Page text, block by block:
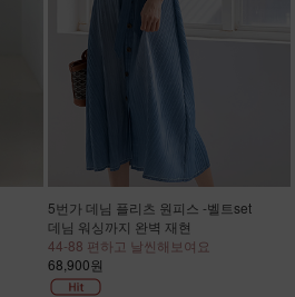
5번가 데님 플리츠 원피스 -벨트set
데님 워싱까지 완벽 재현
44-88 편하고 날씬해보여요
68,900원